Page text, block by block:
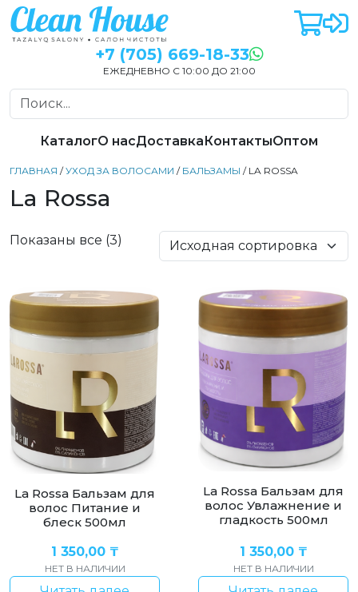
+7 (705) 669-18-33
ЕЖЕДНЕВНО С 10:00 ДО 21:00
КаталогО насДоставкаКонтактыОптом
ГЛАВНАЯ /УХОД ЗА ВОЛОСАМИ / БАЛЬЗАМЫ / LA ROSSA
La Rossa
Показаны все (3)
La Rossa Бальзам для
волос Питание и
блеск 500мл
1 350,00 ₸
НЕТ В НАЛИЧИИ
La Rossa Бальзам для
волос Увлажнение и
гладкость 500мл
1 350,00 ₸
НЕТ В НАЛИЧИИ